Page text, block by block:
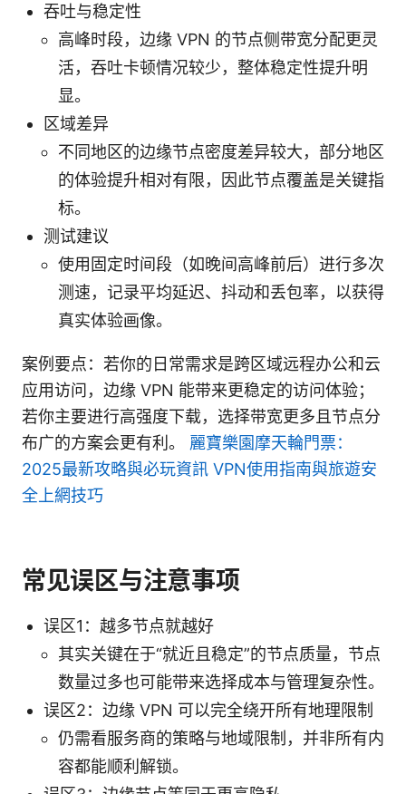
吞吐与稳定性
高峰时段，边缘 VPN 的节点侧带宽分配更灵
活，吞吐卡顿情况较少，整体稳定性提升明
显。
区域差异
不同地区的边缘节点密度差异较大，部分地区
的体验提升相对有限，因此节点覆盖是关键指
标。
测试建议
使用固定时间段（如晚间高峰前后）进行多次
测速，记录平均延迟、抖动和丢包率，以获得
真实体验画像。
案例要点：若你的日常需求是跨区域远程办公和云
应用访问，边缘 VPN 能带来更稳定的访问体验；
若你主要进行高强度下载，选择带宽更多且节点分
布广的方案会更有利。 麗寶樂園摩天輪門票：
2025最新攻略與必玩資訊 VPN使用指南與旅遊安
全上網技巧
常见误区与注意事项
误区1：越多节点就越好
其实关键在于“就近且稳定”的节点质量，节点
数量过多也可能带来选择成本与管理复杂性。
误区2：边缘 VPN 可以完全绕开所有地理限制
仍需看服务商的策略与地域限制，并非所有内
容都能顺利解锁。